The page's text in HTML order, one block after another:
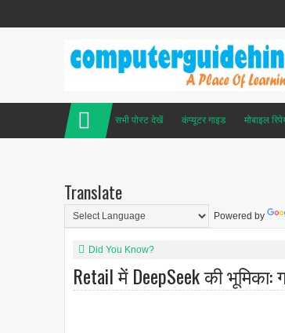
सभी पोस्ट देखें कंप्यूटर गाइड मोबाइल
Translate
Powered by
Did You Know?
Retail में DeepSeek की